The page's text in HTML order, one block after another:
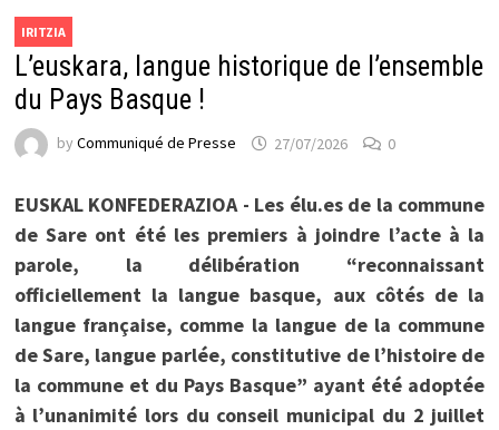
IRITZIA
L’euskara, langue historique de l’ensemble
du Pays Basque !
by Communiqué de Presse 27/07/2026 0
EUSKAL KONFEDERAZIOA - Les élu.es de la commune
de Sare ont été les premiers à joindre l’acte à la
parole, la délibération “reconnaissant
officiellement la langue basque, aux côtés de la
langue française, comme la langue de la commune
de Sare, langue parlée, constitutive de l’histoire de
la commune et du Pays Basque” ayant été adoptée
à l’unanimité lors du conseil municipal du 2 juillet